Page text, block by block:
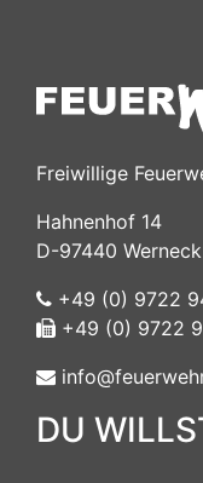
Freiwillige
Hahnenhof 14
D-97440 Werneck
+49 (0) 9722
+49 (0) 9722
DU